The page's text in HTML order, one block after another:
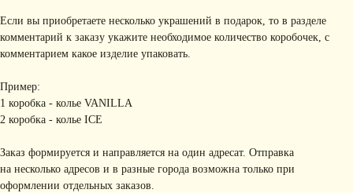
Если вы приобретаете несколько украшений в подарок, то в разделе
комментарий к заказу укажите необходимое количество коробочек, с
комментарием какое изделие упаковать.
Пример:
1 коробка - колье VANILLA
2 коробка - колье ICE
Заказ формируется и направляется на один адресат. Отправка
на несколько адресов и в разные города возможна только при
оформлении отдельных заказов.